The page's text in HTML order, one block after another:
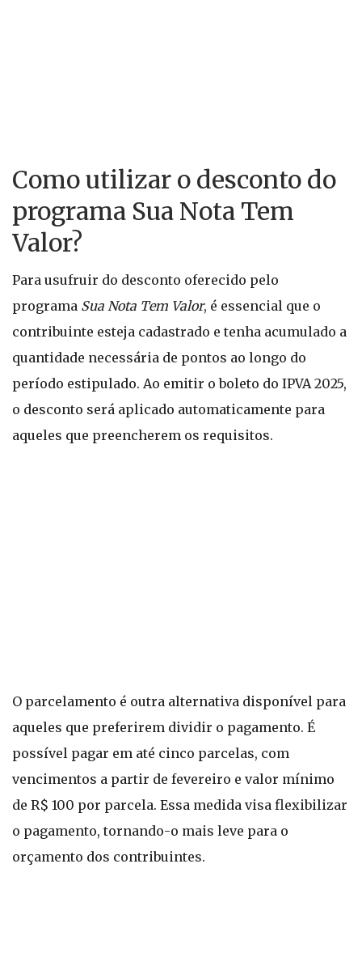
Como utilizar o desconto do
programa Sua Nota Tem
Valor?
Para usufruir do desconto oferecido pelo
programa Sua Nota Tem Valor, é essencial que o
contribuinte esteja cadastrado e tenha acumulado a
quantidade necessária de pontos ao longo do
período estipulado. Ao emitir o boleto do IPVA 2025,
o desconto será aplicado automaticamente para
aqueles que preencherem os requisitos.
O parcelamento é outra alternativa disponível para
aqueles que preferirem dividir o pagamento. É
possível pagar em até cinco parcelas, com
vencimentos a partir de fevereiro e valor mínimo
de R$ 100 por parcela. Essa medida visa flexibilizar
o pagamento, tornando-o mais leve para o
orçamento dos contribuintes.